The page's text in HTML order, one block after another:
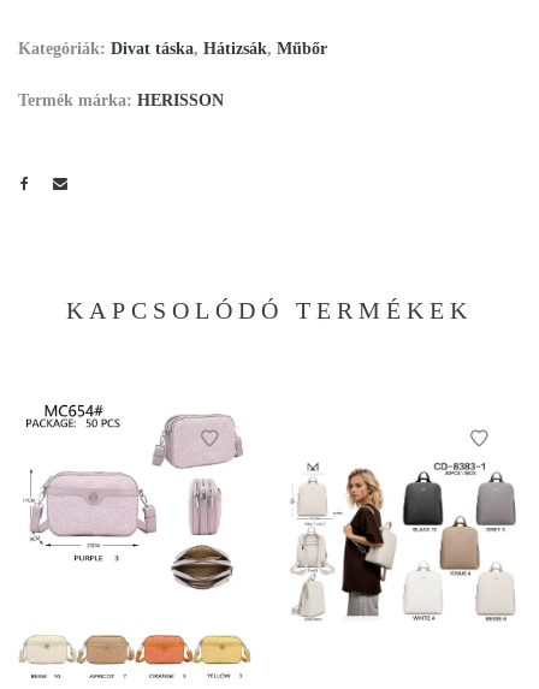
Kategóriák: Divat táska, Hátizsák, Műbőr
Termék márka: HERISSON
KAPCSOLÓDÓ TERMÉKEK